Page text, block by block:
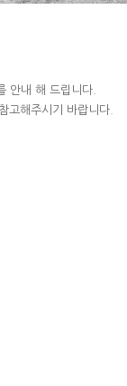
내 해 드립니다.
고해주시기 바랍니다.